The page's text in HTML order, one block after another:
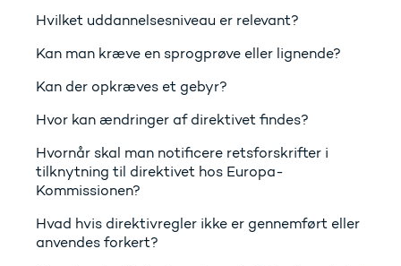
Hvilket uddannelsesniveau er relevant?
Kan man kræve en sprogprøve eller lignende?
Kan der opkræves et gebyr?
Hvor kan ændringer af direktivet findes?
Hvornår skal man notificere retsforskrifter i
tilknytning til direktivet hos Europa-
Kommissionen?
Hvad hvis direktivregler ikke er gennemført eller
anvendes forkert?